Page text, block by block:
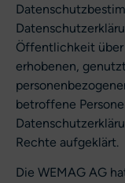
Öffentlichkeit über
erhobenen,
betroffene
Rechte aufgeklärt.
Die WEMAG AG